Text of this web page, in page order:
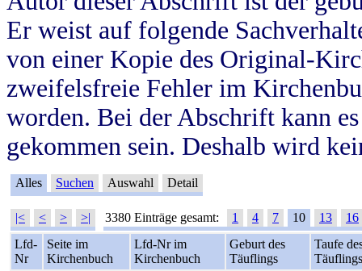
Er weist auf folgende
von einer Kopie des Original-
zweifelsfreie Fehler im
worden. Bei der Abschrift kann
gekommen sein. Deshalb wird
Alles Suchen Auswahl Detail
|< < > >| 3380 Einträge gesamt: 1 4 7 10 13
16
Lfd-
Nr
Seite im
Kirchenbuch
Lfd-Nr im
Kirchenbuch
Geburt des
Täuflings
Taufe
Täuflings